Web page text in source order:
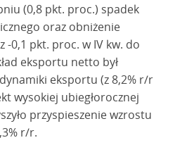
(0,8 pkt. proc.) spadek
oraz obniżenie
-0,1 pkt. proc. w IV kw. do
eksportu netto był
eksportu (z 8,2% r/r
wysokiej ubiegłorocznej
przyspieszenie wzrostu
r/r.